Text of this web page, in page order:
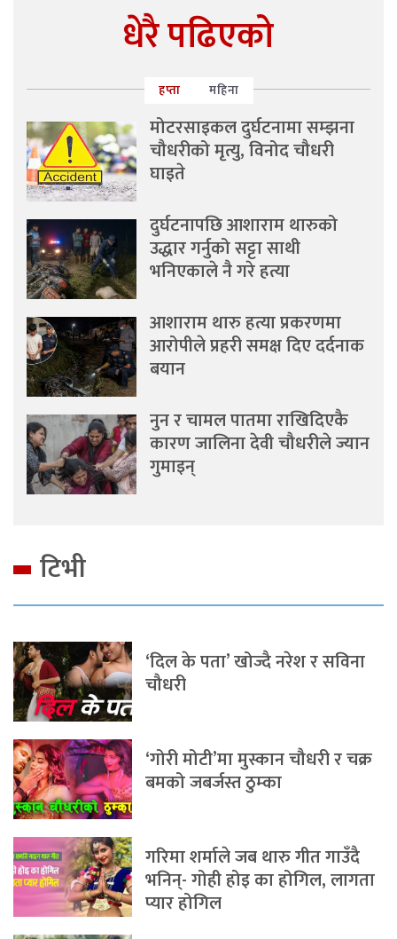
धेरै पढिएको
हप्ता महिना
मोटरसाइकल दुर्घटनामा सम्झना
चौधरीको मृत्यु, विनोद चौधरी
घाइते
दुर्घटनापछि आशाराम थारुको
उद्धार गर्नुको सट्टा साथी
भनिएकाले नै गरे हत्या
आशाराम थारु हत्या प्रकरणमा
आरोपीले प्रहरी समक्ष दिए दर्दनाक
बयान
नुन र चामल पातमा राखिदिएकै
कारण जालिना देवी चौधरीले ज्यान
गुमाइन्
टिभी
‘दिल के पता’ खोज्दै नरेश र सविना
चौधरी
‘गोरी मोटी’मा मुस्कान चौधरी र चक्र
बमको जबर्जस्त ठुम्का
गरिमा शर्माले जब थारु गीत गाउँदै
भनिन्- गोही होइ का होगिल, लागता
प्यार होगिल